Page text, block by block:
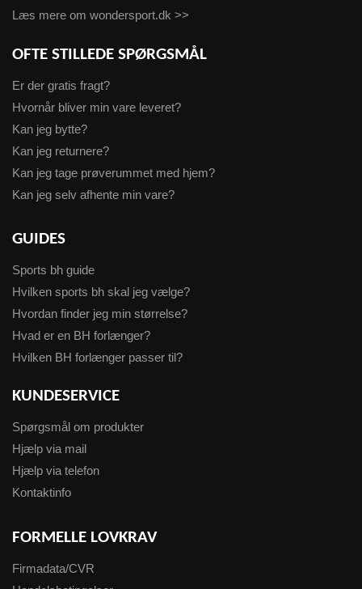
Læs mere om wondersport.dk >>
OFTE STILLEDE SPØRGSMÅL
Er der gratis fragt?
Hvornår bliver min vare leveret?
Kan jeg bytte?
Kan jeg returnere?
Kan jeg tage prøverummet med hjem?
Kan jeg selv afhente min vare?
GUIDES
Sports bh guide
Hvilken sports bh skal jeg vælge?
Hvordan finder jeg min størrelse?
Hvad er en BH forlænger?
Hvilken BH forlænger passer til?
KUNDESERVICE
Spørgsmål om produkter
Hjælp via mail
Hjælp via telefon
Kontaktinfo
FORMELLE LOVKRAV
Firmadata/CVR